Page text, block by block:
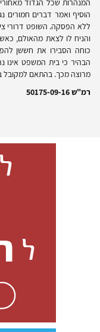
המנהרות שכל הגדוד
הוסיף ואמר דברים חמורים
ללא הפסקה. השופט דרורי
והניח לו לצאת מהאולם,
כוחה הסבירו את חששן
הבהיר כי בית המשפט אינו
מרוצה מכך. בהתאם למקובל
רמ"ש 50175-09-16